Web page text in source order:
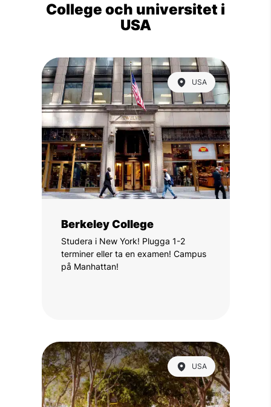
College och universitet i
USA
Berkeley College
Studera i New York! Plugga 1-2
terminer eller ta en examen! Campus
på Manhattan!
USA
USA